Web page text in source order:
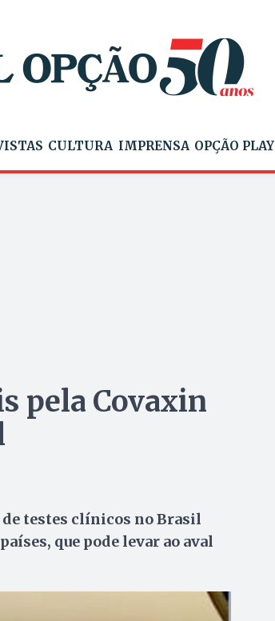
CULTURA IMPRENSA OPÇÃO PLAY
pela Covaxin
de testes clínicos no Brasil
que pode levar ao aval